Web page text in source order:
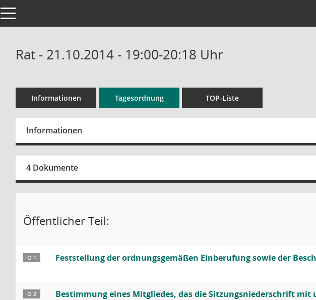
Toggle navigation
Rat - 21.10.2014 - 19:00-20:18 Uhr
Informationen Tagesordnung TOP-Liste
Informationen
4 Dokumente
Öffentlicher Teil:
Ö 1 Feststellung der ordnungsgemäßen Einberufung sowie der
Ö 2 Bestimmung eines Mitgliedes, das die Sitzungsniederschrift mit